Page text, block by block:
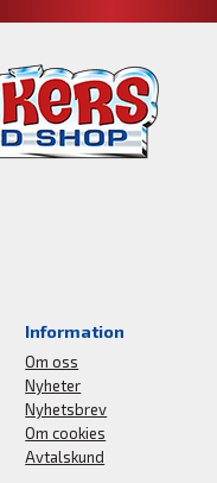
Information
Om oss
Nyheter
Nyhetsbrev
Om cookies
Avtalskund